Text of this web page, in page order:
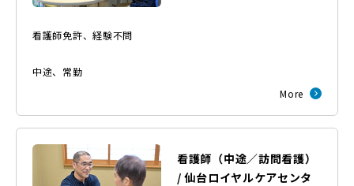
看護師免許、経験不問
中途、 常勤
More
看護師（中途／訪問看護）
/仙台ロイヤルケアセンタ